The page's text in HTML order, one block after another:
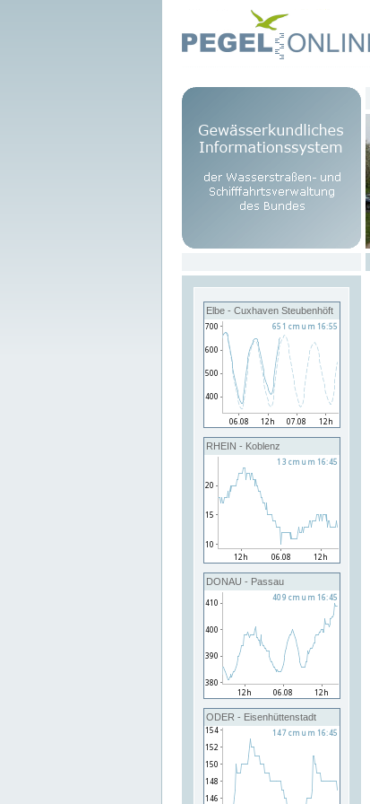
Elbe - Cuxhaven Steubenhöft
RHEIN - Koblenz
DONAU - Passau
ODER - Eisenhüttenstadt